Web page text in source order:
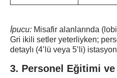
İpucu: Misafir alanlarında
Gri ikili setler yeterliyken;
detaylı (4’lü veya 5’li)
3. Personel Eğitimi ve